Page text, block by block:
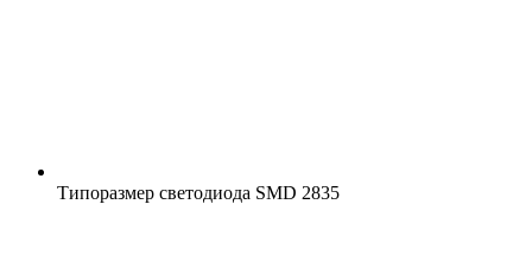
Типоразмер светодиода SMD 2835